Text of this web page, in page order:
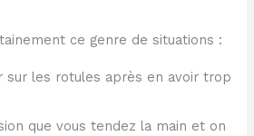
ce genre de situations :
sur les rotules après en avoir trop
que vous tendez la main et on